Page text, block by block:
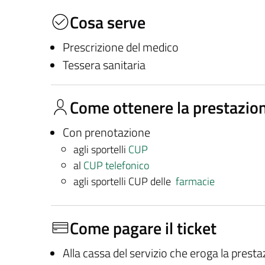
Cosa serve
Prescrizione del medico
Tessera sanitaria
Come ottenere la
Con prenotazione
agli sportelli CUP
al CUP telefonico
agli sportelli CUP delle farmacie
Come pagare il ticket
Alla cassa del servizio che eroga la